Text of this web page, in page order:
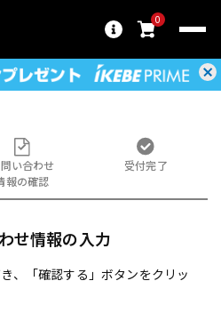
0
い合わせ
報の確認
受付完了
せ情報の入力
、「確認する」ボタンをクリッ